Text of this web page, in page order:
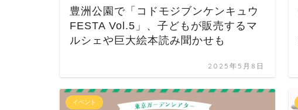
豊洲公園で「コドモジブンケンキュウ
FESTA Vol.5」、子どもが販売するマ
ルシェや巨大絵本読み聞かせも
2025年5月8日
イベント